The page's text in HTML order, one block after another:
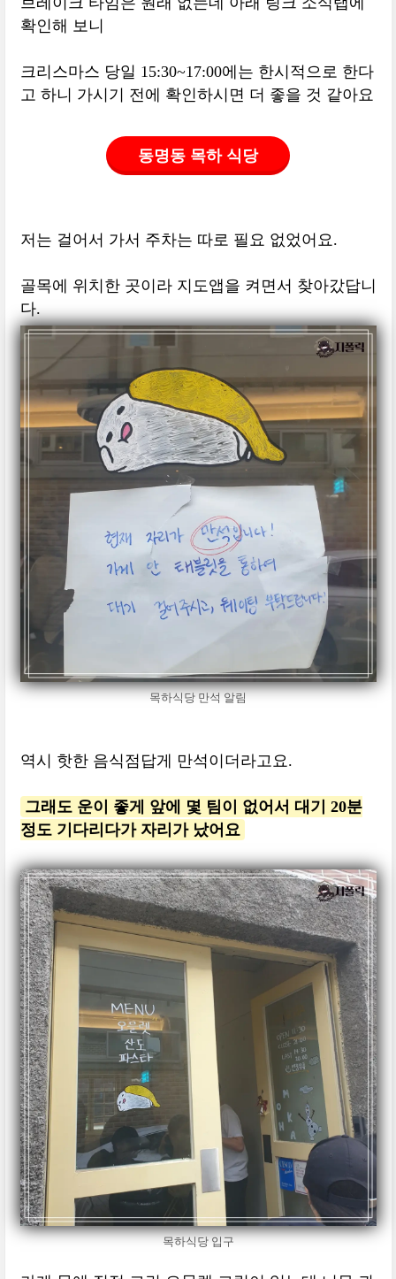
확인해 보니
크리스마스 당일 15:30~17:00에는 한시적으로 한다
고 하니 가시기 전에 확인하시면 더 좋을 것 같아요
동명동 목하 식당
저는 걸어서 가서 주차는 따로 필요 없었어요.
골목에 위치한 곳이라 지도앱을 켜면서 찾아갔답니
다.
목하식당 만석 알림
역시 핫한 음식점답게 만석이더라고요.
그래도 운이 좋게 앞에 몇 팀이 없어서 대기 20분
정도 기다리다가 자리가 났어요
목하식당 입구